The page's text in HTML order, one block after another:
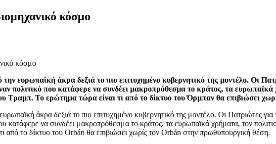
κόσμο
ευρωπαϊκή άκρα δεξιά το πιο επιτυχημένο κυβερνητικό της μοντέλο. Οι
πολιτικό που κατάφερε να συνδέει μακροπρόθεσμα το κράτος, τα
του Τραμπ. Το ερώτημα τώρα είναι τι από το δίκτυο του Όρμπαν θα επιβιώσει
άκρα δεξιά το πιο επιτυχημένο κυβερνητικό της μοντέλο. Οι Πατριώτες
κατάφερε να συνδέει μακροπρόθεσμα το κράτος, τα ευρωπαϊκά χρήματα, τον
το δίκτυο του Orbán θα επιβιώσει χωρίς τον Orbán στην πρωθυπουργική θέση.